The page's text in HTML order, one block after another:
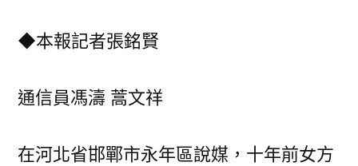
整
◆本報記者張銘賢
通信員馮濤 蒿文祥
在河北省邯鄲市永年區說媒，十年前女方